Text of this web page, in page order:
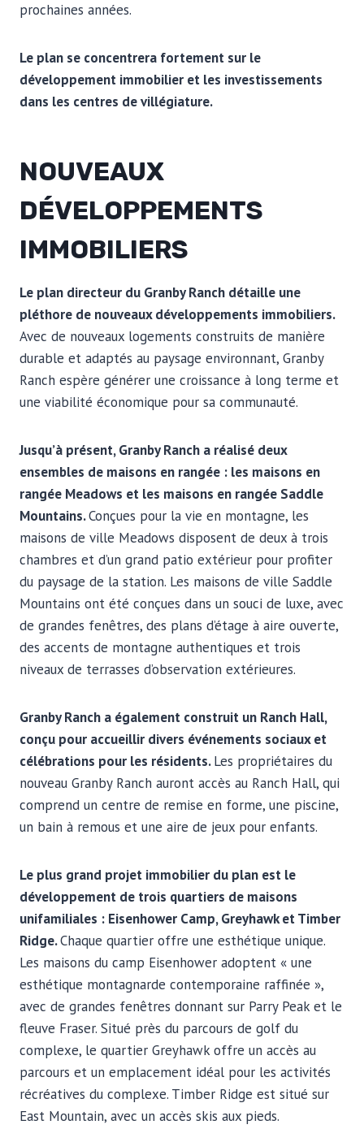
prochaines années.
Le plan se concentrera fortement sur le
développement immobilier et les investissements
dans les centres de villégiature.
NOUVEAUX
DÉVELOPPEMENTS
IMMOBILIERS
Le plan directeur du Granby Ranch détaille une
pléthore de nouveaux développements immobiliers.
Avec de nouveaux logements construits de manière
durable et adaptés au paysage environnant, Granby
Ranch espère générer une croissance à long terme et
une viabilité économique pour sa communauté.
Jusqu’à présent, Granby Ranch a réalisé deux
ensembles de maisons en rangée : les maisons en
rangée Meadows et les maisons en rangée Saddle
Mountains.Conçues pour la vie en montagne, les
maisons de ville Meadows disposent de deux à trois
chambres et d’un grand patio extérieur pour profiter
du paysage de la station. Les maisons de ville Saddle
Mountains ont été conçues dans un souci de luxe, avec
de grandes fenêtres, des plans d’étage à aire ouverte,
des accents de montagne authentiques et trois
niveaux de terrasses d’observation extérieures.
Granby Ranch a également construit un Ranch Hall,
conçu pour accueillir divers événements sociaux et
célébrations pour les résidents.Les propriétaires du
nouveau Granby Ranch auront accès au Ranch Hall, qui
comprend un centre de remise en forme, une piscine,
un bain à remous et une aire de jeux pour enfants.
Le plus grand projet immobilier du plan est le
développement de trois quartiers de maisons
unifamiliales : Eisenhower Camp, Greyhawk et Timber
Ridge.Chaque quartier offre une esthétique unique.
Les maisons du camp Eisenhower adoptent « une
esthétique montagnarde contemporaine raffinée »,
avec de grandes fenêtres donnant sur Parry Peak et le
fleuve Fraser. Situé près du parcours de golf du
complexe, le quartier Greyhawk offre un accès au
parcours et un emplacement idéal pour les activités
récréatives du complexe. Timber Ridge est situé sur
East Mountain, avec un accès skis aux pieds.